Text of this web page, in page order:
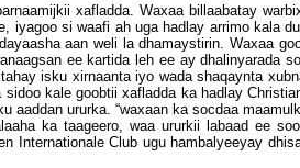
xafladda. Waxaa billaabatay
iyagoo si waafi ah uga hadlay arrimo kala
aan weli la dhamaystirin. Waxaa
ee kartida leh ee ay dhalinyarada
isku xirnaanta iyo wada shaqaynta
kale goobtii xafladda ka hadlay
aaddan ururka. “waxaan ka socdaa
ka taageero, waa ururkii labaad ee
Internationale Club ugu hambalyeeyay